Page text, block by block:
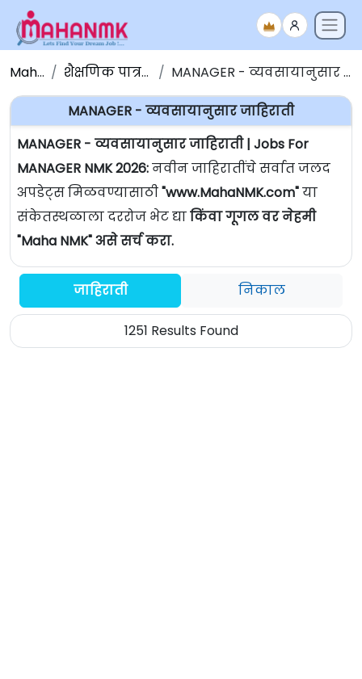
Maha NMK शैक्षणिक पात्रतेनुसार जाहिराती MANAGER - व्यवसायानुसार जाहिराती | Jobs For MANAGER
MANAGER - व्यवसायानुसार जाहिराती
MANAGER - व्यवसायानुसार जाहिराती | Jobs For
MANAGER NMK 2026:नवीन जाहिरातींचे सर्वात जलद
अपडेट्स मिळवण्यासाठी"www.MahaNMK.com"या
संकेतस्थळाला दररोज भेट द्याकिंवा गूगल वर नेहमी
"Maha NMK" असे सर्च करा.
जाहिराती निकाल
1251 Results Found